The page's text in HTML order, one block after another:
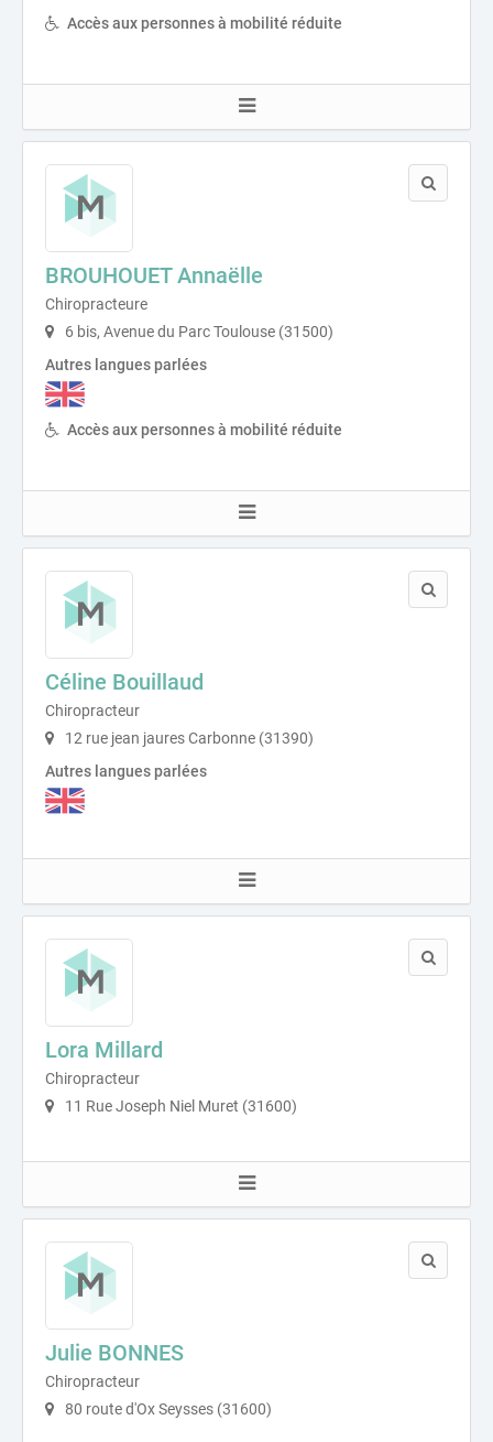
Accès aux personnes à mobilité réduite
BROUHOUET Annaëlle
Chiropracteure
6 bis, Avenue du Parc Toulouse (31500)
Autres langues parlées
Accès aux personnes à mobilité réduite
Céline Bouillaud
Chiropracteur
12 rue jean jaures Carbonne (31390)
Autres langues parlées
Lora Millard
Chiropracteur
11 Rue Joseph Niel Muret (31600)
Julie BONNES
Chiropracteur
80 route d'Ox Seysses (31600)